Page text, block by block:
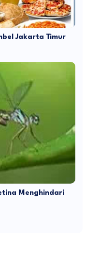
Jakarta Timur
Menghindari